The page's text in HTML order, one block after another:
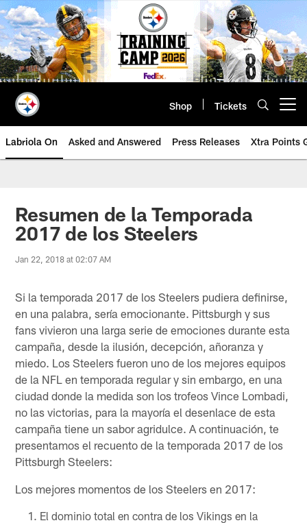
Skip
to
main
content
Shop Tickets
Labriola On Asked and Answered Press Releases Xtra Points
Resumen de la Temporada
2017 de los Steelers
Jan 22, 2018 at 02:07 AM
Si la temporada 2017 de los Steelers pudiera definirse,
en una palabra, sería emocionante. Pittsburgh y sus
fans vivieron una larga serie de emociones durante esta
campaña, desde la ilusión, decepción, añoranza y
miedo. Los Steelers fueron uno de los mejores equipos
de la NFL en temporada regular y sin embargo, en una
ciudad donde la medida son los trofeos Vince Lombadi,
no las victorias, para la mayoría el desenlace de esta
campaña tiene un sabor agridulce. A continuación, te
presentamos el recuento de la temporada 2017 de los
Pittsburgh Steelers:
Los mejores momentos de los Steelers en 2017:
El dominio total en contra de los Vikings en la